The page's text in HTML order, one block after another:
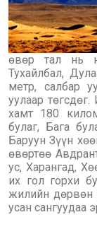
өвөр тал нь
Тухайлбал,
метр, салбар
уулаар
хамт 180
булаг, Бага
Баруун Зүүн
өвөртөө
ус, Харангад,
их гол горхи
жилийн дөрвөн
усан сангуудаа